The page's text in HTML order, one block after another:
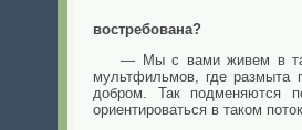
востребована?
— Мы с вами живем в
мультфильмов, где размыта
добром. Так подменяются
ориентироваться в таком